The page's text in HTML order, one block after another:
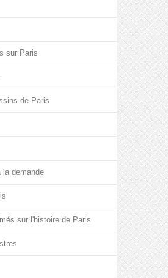
sur Paris
de Paris
la demande
sur l'histoire de Paris